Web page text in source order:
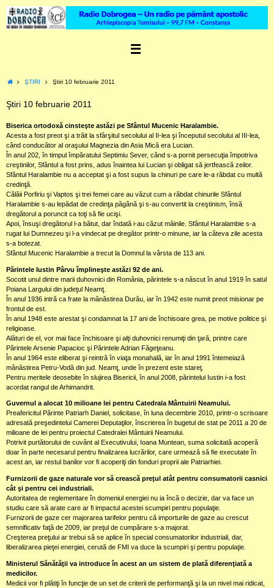
content
HomeŞTIRI Ştiri 10 februarie 2011
Ştiri 10 februarie 2011
Biserica ortodoxă cinsteşte astăzi pe Sfântul Mucenic Haralambie.
Acesta a fost preot şi a trăit la sfârşitul secolului al II-lea şi începutul secolului al III-lea,
când conducător al oraşului Magnezia din Asia Mică era Lucian.
În anul 202, în timpul împăratului Septimiu Sever, când s-a pornit persecuţia împotriva
creştinilor, Sfântul a fost prins, adus înaintea lui Lucian şi obligat să jertfească zeilor.
Sfântul Haralambie nu a acceptat şi a fost supus la chinuri pe care le-a răbdat cu multă
credinţă.
Călăii Porfiriu şi Vaptos şi trei femei care au văzut cum a răbdat chinurile Sfântul
Haralambie s-au lepădat de credinţa păgână şi s-au convertit la creştinism, însă
dregătorul a poruncit ca toţi să fie ucişi.
Apoi, însuşi dregătorul l-a bătut, dar îndată i-au căzut mâinile. Sfântul Haralambie s-a
rugat lui Dumnezeu şi l-a vindecat pe dregător printr-o minune, iar la câteva zile acesta
s-a botezat.
Sfântul Mucenic Haralambie a trecut la Domnul la vârsta de 113 ani.
Părintele Iustin Pârvu împlineşte astăzi 92 de ani.
Socotit unul dintre marii duhovnici din România, părintele s-a născut în anul 1919 în satul
Poiana Largului din judeţul Neamţ.
În anul 1936 intră ca frate la mânăstirea Durău, iar în 1942 este numit preot misionar pe
frontul de est.
În anul 1948 este arestat şi condamnat la 17 ani de închisoare grea, pe motive politice şi
religioase.
Alături de el, vor mai face închisoare şi alţi duhovnici renumiţi din ţară, printre care
Părintele Arsenie Papacioc şi Părintele Adrian Făgeţeanu.
În anul 1964 este eliberat şi reintră în viaţa monahală, iar în anul 1991 întemeiază
mânăstirea Petru-Vodă din jud. Neamţ, unde în prezent este stareţ.
Pentru meritele deosebite în slujirea Bisericii, în anul 2008, părintelui Iustin i-a fost
acordat rangul de Arhimandrit.
Guvernul a alocat 10 milioane lei pentru Catedrala Mântuirii Neamului.
Preafericitul Părinte Patriarh Daniel, solicitase, în luna decembrie 2010, printr-o scrisoare
adresată preşedintelui Camerei Deputaţilor, înscrierea în bugetul de stat pe 2011 a 20 de
milioane de lei pentru proiectul Catedralei Mântuirii Neamului.
Potrivit purtătorului de cuvânt al Executivului, Ioana Muntean, suma solicitată acoperă
doar în parte necesarul pentru finalizarea lucrărilor, care urmează să fie executate în
acest an, iar restul banilor vor fi acoperiţi din fonduri proprii ale Patriarhiei.
Furnizorii de gaze naturale vor să crească preţul atât pentru consumatorii casnici
cât şi pentru cei industriali.
Autoritatea de reglementare în domeniul energiei nu ia încă o decizie, dar va face un
studiu care să arate care ar fi impactul acestei scumpiri pentru populaţie.
Furnizorii de gaze cer majorarea tarifelor pentru că importurile de gaze au crescut
semnificativ faţă de 2009, iar preţul de cumpărare s-a majorat.
Creşterea preţului ar trebui să se aplice în special consumatorilor industriali, dar,
liberalizarea pieţei energiei, cerută de FMI va duce la scumpiri şi pentru populaţie.
Ministerul Sănătăţii va introduce în acest an un sistem de plată diferenţiată a
medicilor.
Medicii vor fi plătiţi în funcţie de un set de criterii de performanţă şi la un nivel mai ridicat,